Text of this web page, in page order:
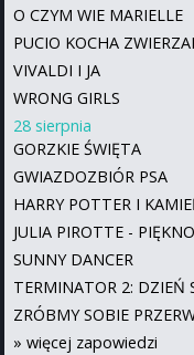
O CZYM WIE MARIELLE
PUCIO KOCHA
VIVALDI I JA
WRONG GIRLS
28 sierpnia
GORZKIE ŚWIĘTA
GWIAZDOZBIÓR PSA
HARRY POTTER I
JULIA PIROTTE -
SUNNY DANCER
TERMINATOR 2: DZIEŃ
ZRÓBMY SOBIE
» więcej zapowiedzi